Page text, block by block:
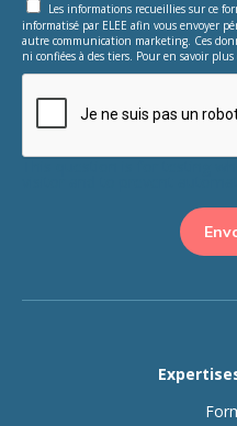
Les informations recueillies sur ce
informatisé par ELEE afin vous envoyer
autre communication marketing. Ces
ni confiées à des tiers. Pour en savoir